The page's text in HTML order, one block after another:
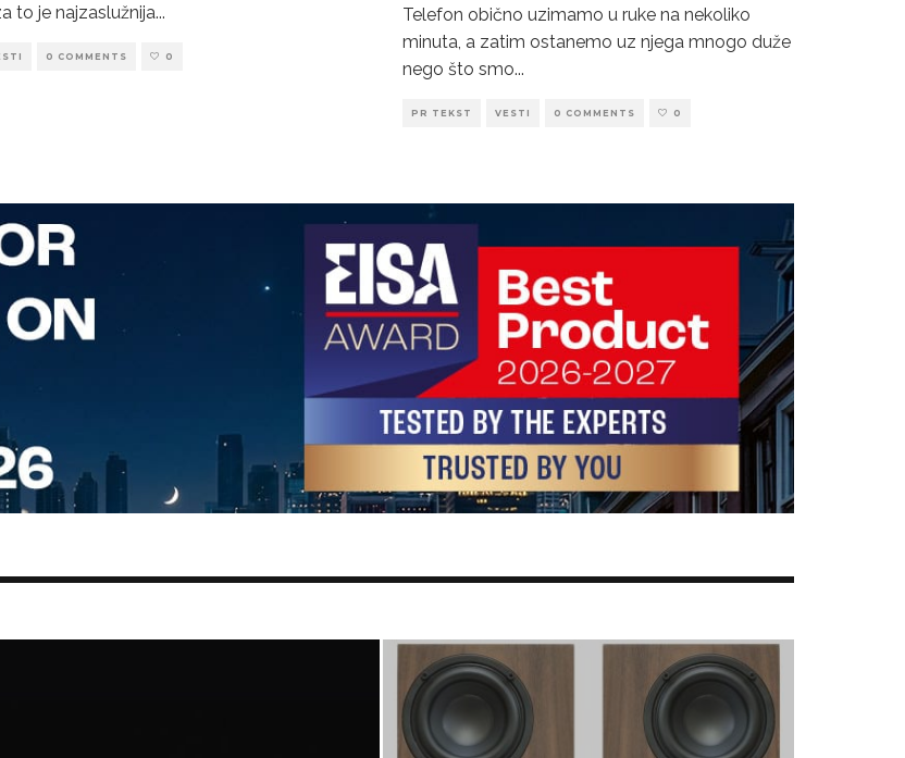
to je najzaslužnija...
0 COMMENTS 0
Telefon obično uzimamo u ruke na nekoliko
minuta, a zatim ostanemo uz njega mnogo duže
nego što smo...
PR TEKST VESTI 0 COMMENTS 0